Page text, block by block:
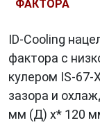
ФАКТОРА
ID-Cooling
фактора с
кулером IS-67-
зазора и
мм (Д) x* 120